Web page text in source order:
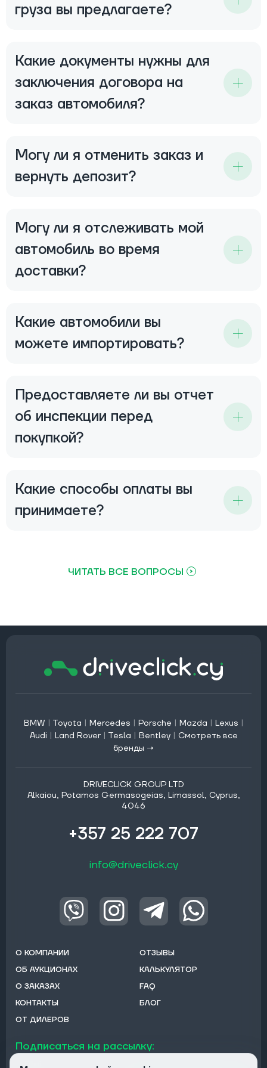
груза вы предлагаете?
Какие документы нужны для
заключения договора на
заказ автомобиля?
Могу ли я отменить заказ и
вернуть депозит?
Могу ли я отслеживать мой
автомобиль во время
доставки?
Какие автомобили вы
можете импортировать?
Предоставляете ли вы отчет
об инспекции перед
покупкой?
Какие способы оплаты вы
принимаете?
ЧИТАТЬ ВСЕ ВОПРОСЫ
BMW | Toyota | Mercedes | Porsche | Mazda | Lexus |
Audi | Land Rover | Tesla | Bentley | Смотреть все
бренды →
DRIVECLICK GROUP LTD
Alkaiou, Potamos Germasogeias, Limassol, Cyprus,
4046
+357 25 222 707
info@driveclick.cy
О КОМПАНИИ
ОБ АУКЦИОНАХ
О ЗАКАЗАХ
КОНТАКТЫ
ОТ ДИЛЕРОВ
ОТЗЫВЫ
КАЛЬКУЛЯТОР
FAQ
БЛОГ
Подписаться на рассылку:
Email